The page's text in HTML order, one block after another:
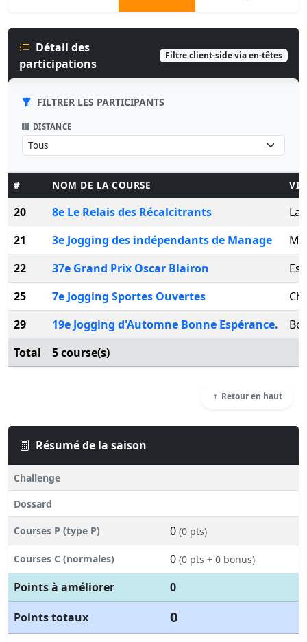
Détail des
participations
Filtre client-side via en-têtes
FILTRER LES PARTICIPANTS
DISTANCE
# NOM DE LA COURSE
20 8e Le Relais des Récalcitrants
La
21
3e Jogging des indépendants de Manage
22
37e Grand Prix Oscar Blairon
25
7e Jogging Sportes Ouvertes
29
19e Jogging d'Automne Bonne Espérance.
Total
5 course(s)
Retour en haut
Résumé de la saison
Challenge
Dossard
Courses P (type P) 0 (0 pts)
Courses C (normales) 0 (0 pts + 0 bonus)
Points à améliorer
0
Points totaux
0